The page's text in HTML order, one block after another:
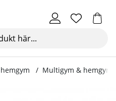
Multigym & hemgym
9.0